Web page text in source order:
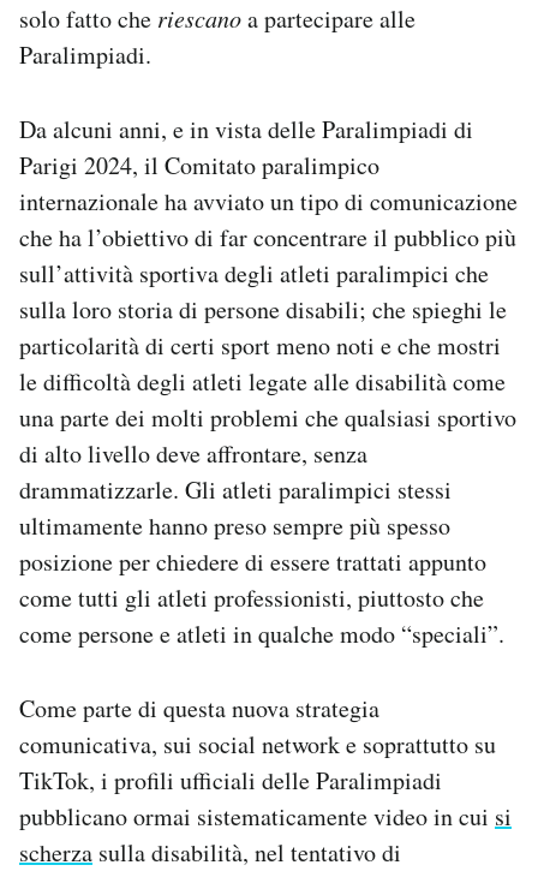
solo fatto che riescanoa partecipare alle
Paralimpiadi.
Da alcuni anni, e in vista delle Paralimpiadi di
Parigi 2024, il Comitato paralimpico
internazionale ha avviato un tipo di comunicazione
che ha l’obiettivo di far concentrare il pubblico più
sull’attività sportiva degli atleti paralimpici che
sulla loro storia di persone disabili; che spieghi le
particolarità di certi sport meno noti e che mostri
le difficoltà degli atleti legate alle disabilità come
una parte dei molti problemi che qualsiasi sportivo
di alto livello deve affrontare, senza
drammatizzarle. Gli atleti paralimpici stessi
ultimamente hanno preso sempre più spesso
posizione per chiedere di essere trattati appunto
come tutti gli atleti professionisti, piuttosto che
come persone e atleti in qualche modo “speciali”.
Come parte di questa nuova strategia
comunicativa, sui social network e soprattutto su
TikTok, i profili ufficiali delle Paralimpiadi
pubblicano ormai sistematicamente video in cui si
scherza sulla disabilità, nel tentativo di